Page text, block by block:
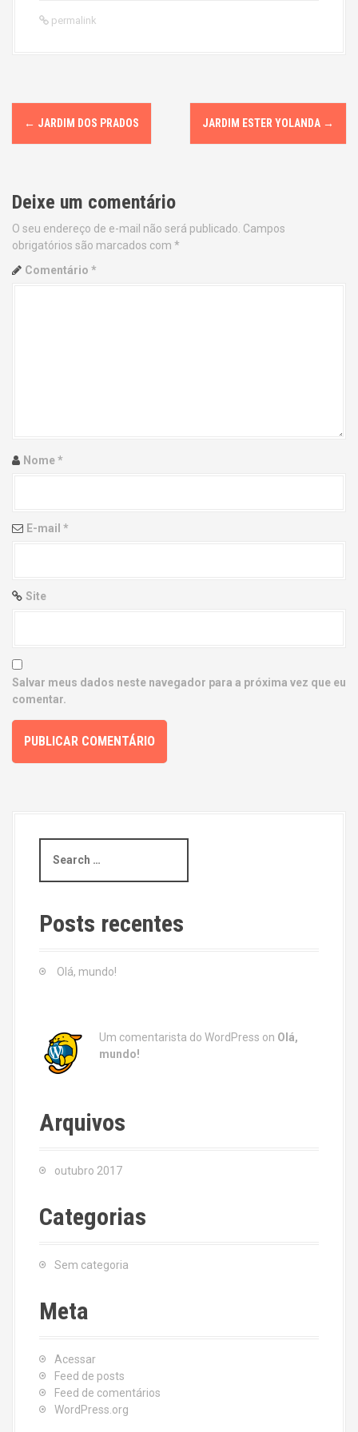
permalink
P
o
t
n
a
i
n
← JARDIM DOS PRADOS JARDIM ESTER YOLANDA →
Deixe um comentário
O seu endereço de e-mail não será publicado. Campos
obrigatórios são marcados com *
Comentário *
Nome*
E-mail *
Site
Salvar meus dados neste navegador para a próxima vez que eu
comentar.
a
c
h
Posts recentes
Olá, mundo!
Um comentarista do WordPress on Olá,
mundo!
Arquivos
outubro 2017
Categorias
Sem categoria
Meta
Acessar
Feed de posts
Feed de comentários
WordPress.org